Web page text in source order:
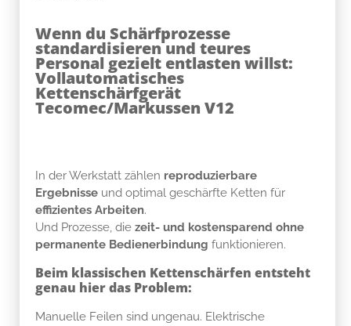
Wenn du Schärfprozesse
standardisieren und teures
Personal gezielt entlasten willst:
Vollautomatisches
Kettenschärfgerät
Tecomec/Markussen V12
In der Werkstatt zählen reproduzierbare
Ergebnisse und optimal geschärfte Ketten für
effizientes Arbeiten.
Und Prozesse, die zeit- und kostensparend ohne
permanente Bedienerbindung funktionieren.
Beim klassischen Kettenschärfen entsteht
genau hier das Problem:
Manuelle Feilen sind ungenau. Elektrische